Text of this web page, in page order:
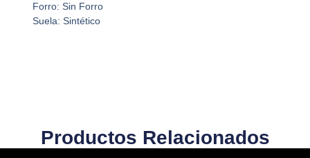
Forro: Sin Forro
Suela: Sintético
Productos Relacionados